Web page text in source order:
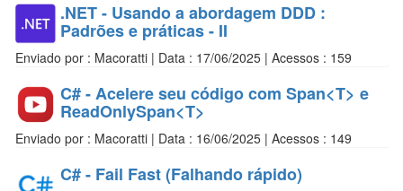
.NET - Usando a abordagem DDD :
Padrões e práticas - II
Enviado por : Macoratti | Data : 17/06/2025 | Acessos : 159
C# - Acelere seu código com Span<T> e
ReadOnlySpan<T>
Enviado por : Macoratti | Data : 16/06/2025 | Acessos : 149
C# - Fail Fast (Falhando rápido)